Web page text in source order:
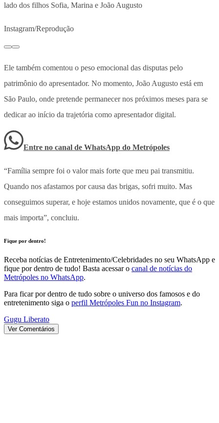
lado dos filhos Sofia, Marina e João Augusto
Instagram/Reprodução
Ele também comentou o peso emocional das disputas pelo
patrimônio do apresentador. No momento, João Augusto está em
São Paulo, onde pretende permanecer nos próximos meses para se
dedicar ao início da trajetória como apresentador digital.
Entre no canal de WhatsApp do Metrópoles
“Família sempre foi o valor mais forte que meu pai transmitiu.
Quando nos afastamos por causa das brigas, sofri muito. Mas
conseguimos superar, e hoje estamos unidos novamente, que é o que
mais importa”, concluiu.
Fique por dentro!
Receba notícias de Entretenimento/Celebridades no seu WhatsApp e
fique por dentro de tudo! Basta acessar o canal de notícias do
Metrópoles no WhatsApp.
Para ficar por dentro de tudo sobre o universo dos famosos e do
entretenimento siga o perfil Metrópoles Fun no Instagram.
Gugu Liberato
Ver Comentários